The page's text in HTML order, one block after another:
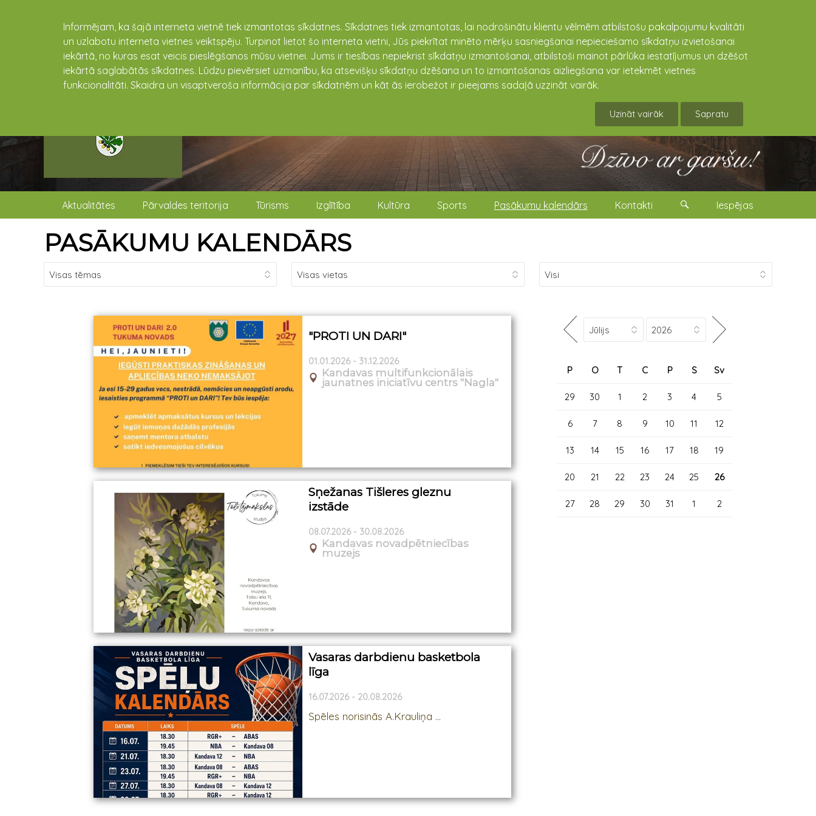
Informējam, ka šajā interneta vietnē tiek izmantotas sīkdatnes. Sīkdatnes tiek izmantotas, lai nodrošinātu klientu vēlmēm atbilstošu pakalpojumu kvalitāti
un uzlabotu interneta vietnes veiktspēju. Turpinot lietot šo interneta vietni, Jūs piekrītat minēto mērķu sasniegšanai nepieciešamo sīkdatņu izvietošanai
iekārtā, no kuras esat veicis pieslēgšanos mūsu vietnei. Jums ir tiesības nepiekrist sīkdatņu izmantošanai, atbilstoši mainot pārlūka iestatījumus un dzēšot
iekārtā saglabātās sīkdatnes. Lūdzu pievērsiet uzmanību, ka atsevišķu sīkdatņu dzēšana un to izmantošanas aizliegšana var ietekmēt vietnes
funkcionalitāti. Skaidra un visaptveroša informācija par sīkdatnēm un kāt ās ierobežot ir pieejams sadaļā uzzināt vairāk.
Uzināt vairāk Sapratu
Aktualitātes Pārvaldes teritorija Tūrisms Izglītība Kultūra Sports Pasākumu kalendārs Kontakti Iespējas
PASĀKUMU KALENDĀRS
"PROTI UN DARI"
01.01.2026 - 31.12.2026
Kandavas multifunkcionālais
jaunatnes iniciatīvu centrs "Nagla"
Sņežanas Tišleres gleznu
izstāde
08.07.2026 - 30.08.2026
Kandavas novadpētniecības
muzejs
Vasaras darbdienu basketbola
līga
16.07.2026 - 20.08.2026
Spēles norisinās A.Krauliņa ...
P O T C P S Sv
29 30 1 2 3 4 5
6 7 8 9 10 11 12
13 14 15 16 17 18 19
20 21 22 23 24 25 26
27 28 29 30 31 1 2